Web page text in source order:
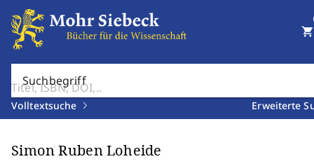
Suchbegriff
Volltextsuche Erweiterte
shopping_cart
Simon Ruben Loheide